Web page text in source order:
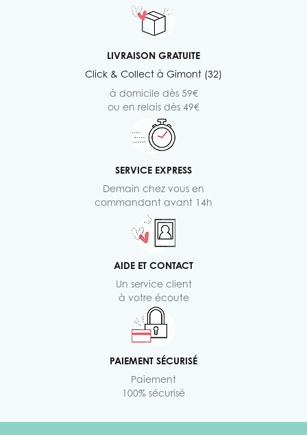
LIVRAISON GRATUITE
Click & Collect à Gimont (32)
à domicile dès 59€
ou en relais dès 49€
SERVICE EXPRESS
Demain chez vous en
commandant avant 14h
AIDE ET CONTACT
Un service client
à votre écoute
PAIEMENT SÉCURISÉ
Paiement
100% sécurisé